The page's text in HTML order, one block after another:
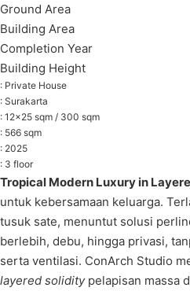
Ground Area
Building Area
Completion Year
Building Height
: Private House
: Surakarta
: 12×25 sqm / 300 sqm
: 566 sqm
: 2025
: 3 floor
Tropical Modern Luxury in
untuk kebersamaan keluarga.
tusuk sate, menuntut solusi
berlebih, debu, hingga privasi,
serta ventilasi. ConArch Studio
layered solidity pelapisan massa